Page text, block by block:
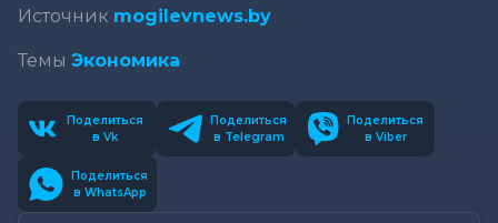
Источник mogilevnews.by
Темы Экономика
Поделиться
в Vk
Поделиться
в Telegram
Поделиться
в Viber
Поделиться
в WhatsApp